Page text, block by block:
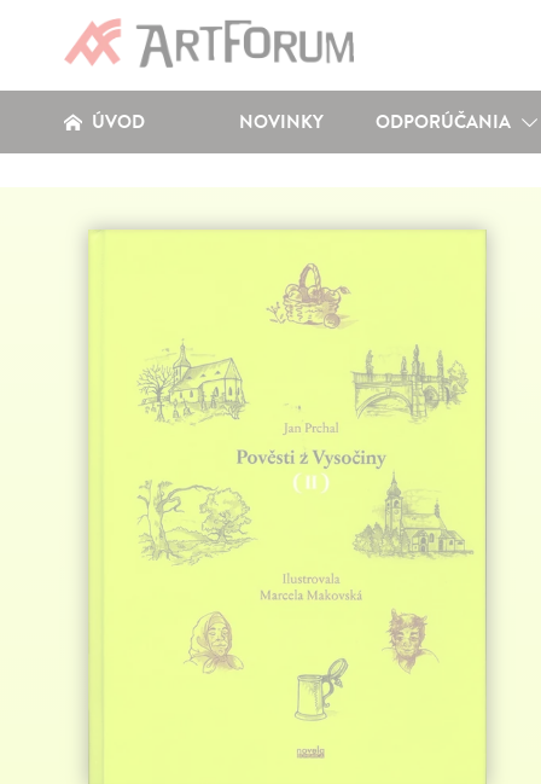
ÚVOD NOVINKY ODPORÚČANIA